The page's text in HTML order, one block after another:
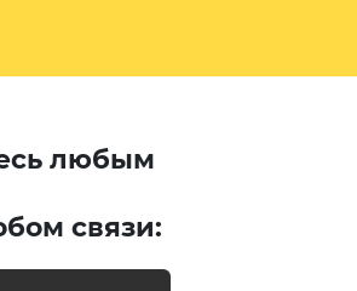
любым
связи: